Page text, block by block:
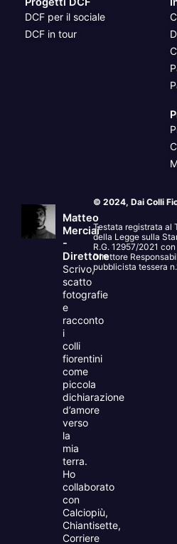
DCF per il sociale
DCF in tour
Matteo
Merciai
-
Direttore
Scrivo,
scatto
fotografie
e
racconto
i
colli
fiorentini
come
piccola
dichiarazione
d’amore
verso
la
mia
terra.
Ho
collaborato
con
Calciopiù,
Chiantisette,
Corriere
© 2024, Dai Colli
Testata registrata al
della Legge sulla
R.G. 12957/2021
Direttore
pubblicista tessera